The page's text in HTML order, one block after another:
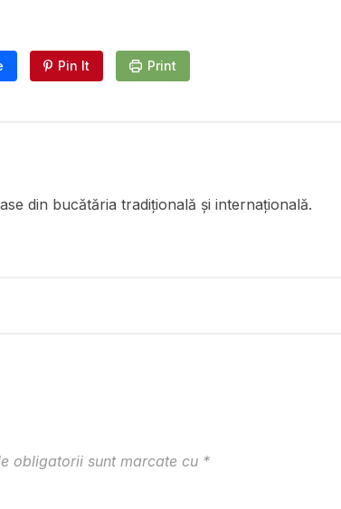
Pin It Print
din bucătăria tradițională și internațională.
obligatorii sunt marcate cu *